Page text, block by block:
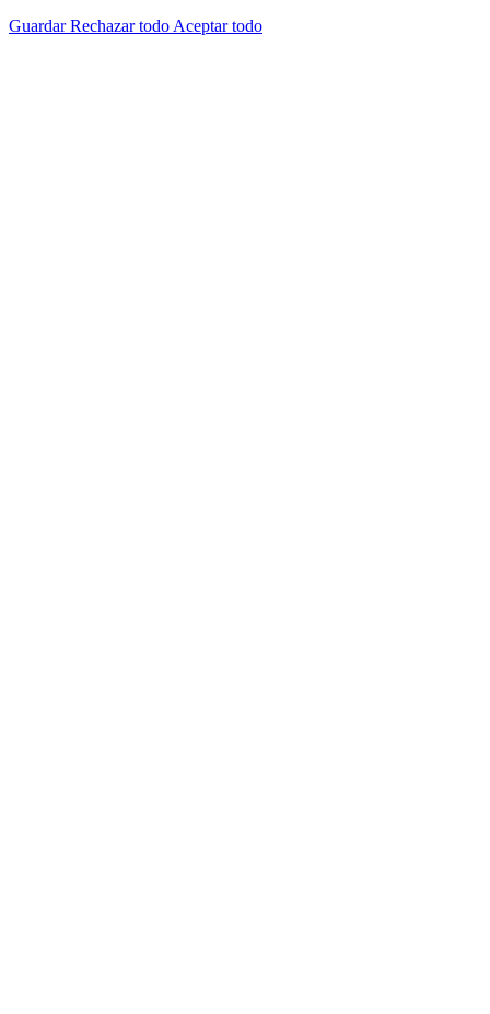
GuardarRechazar todo Aceptar todo